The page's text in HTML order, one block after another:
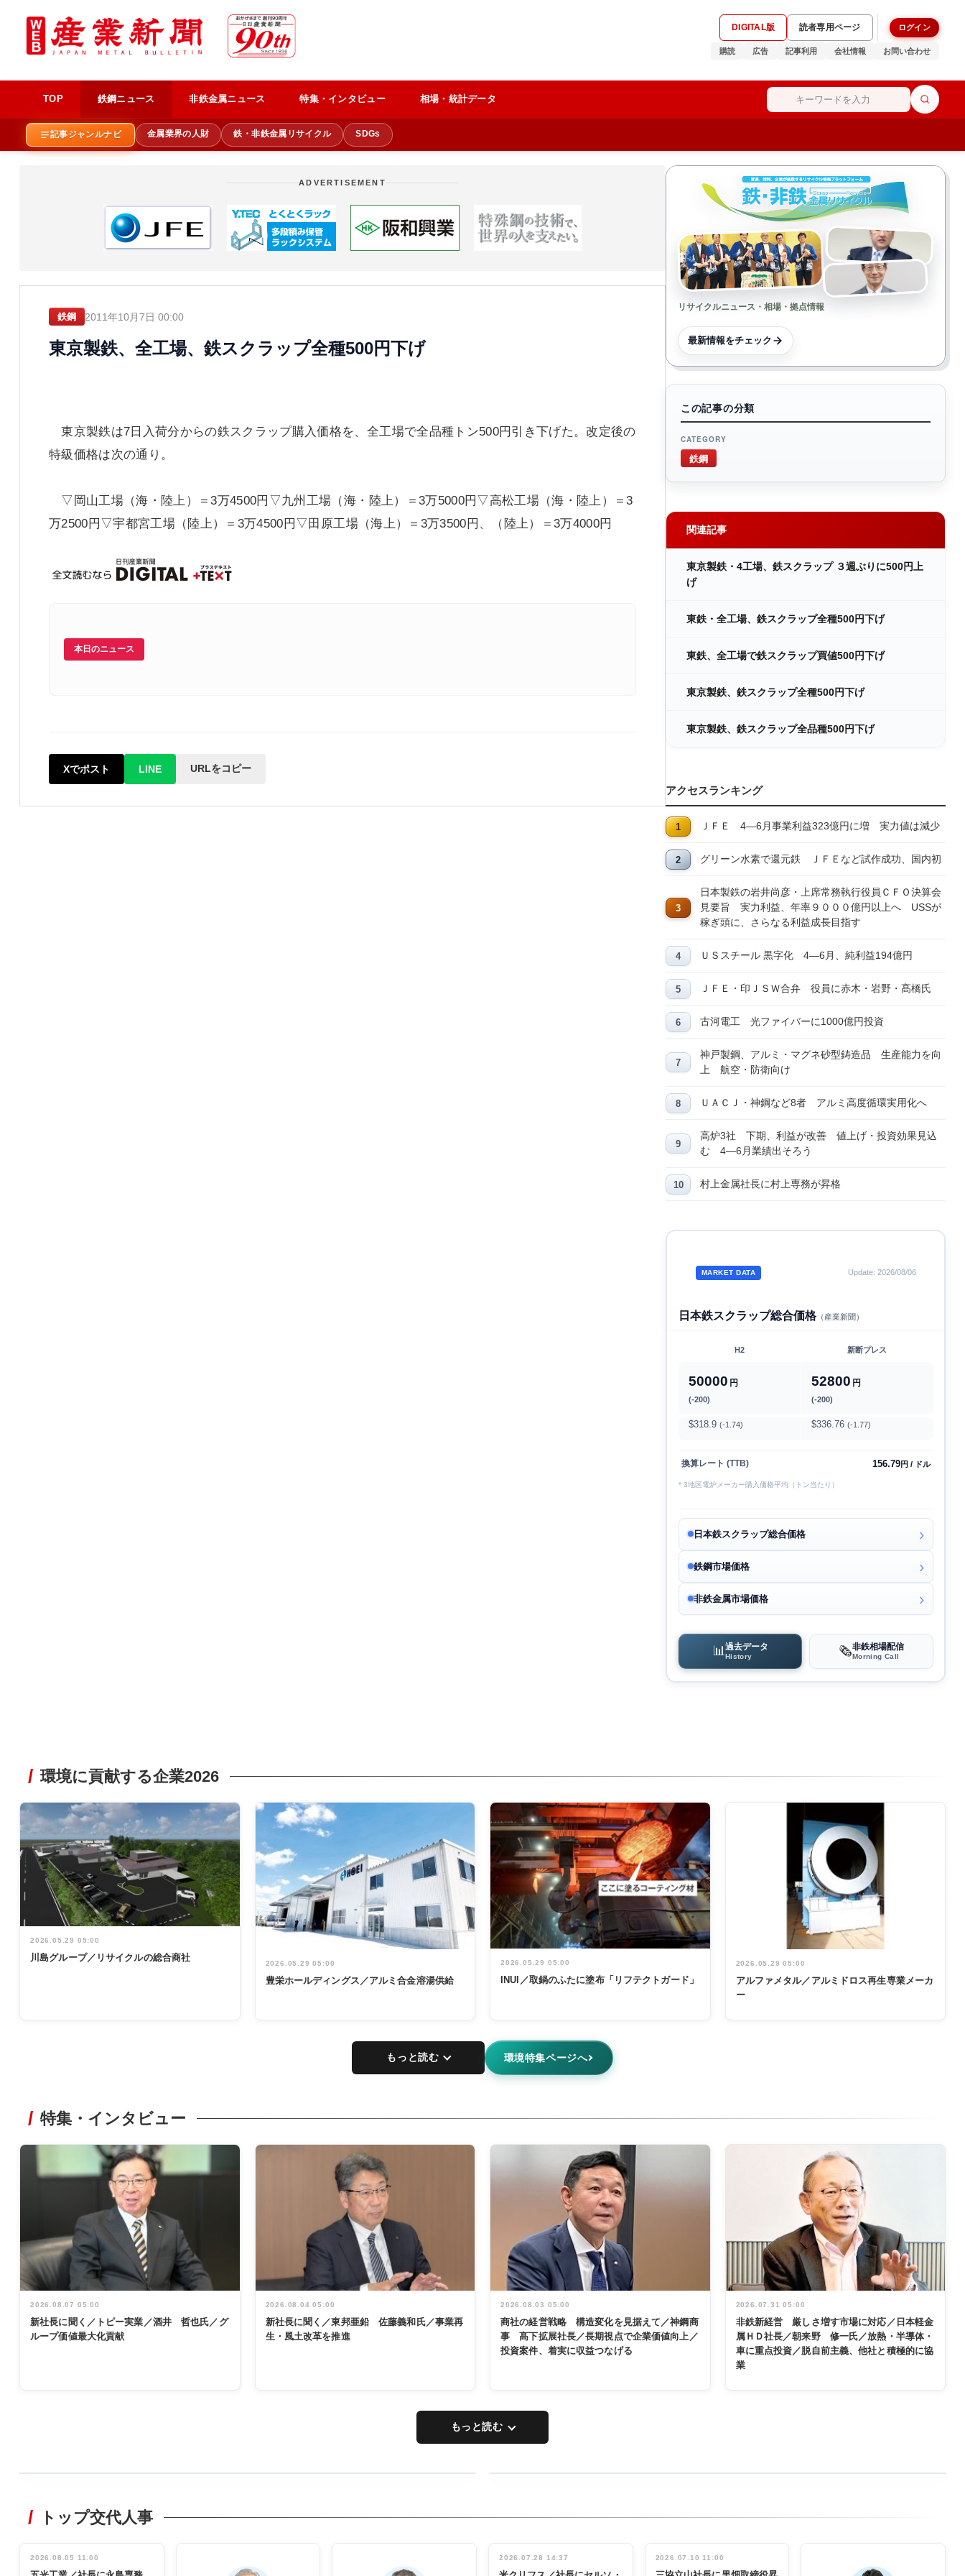
DIGITAL版 読者専用ページ ログイン
購読 広告 記事利用 会社情報 お問い合わせ
TOP 鉄鋼ニュース 非鉄金属ニュース 特集・インタビュー 相場・統計データ
記事ジャンルナビ 金属業界の人財 鉄・非鉄金属リサイクル SDGs
ADVERTISEMENT
鉄鋼 2011年10月7日 00:00
東京製鉄、全工場、鉄スクラップ全種500円下げ
東京製鉄は7日入荷分からの鉄スクラップ購入価格を、全工場で全品種トン500円引き下げた。改定後の
特級価格は次の通り。
▽岡山工場（海・陸上）＝3万4500円▽九州工場（海・陸上）＝3万5000円▽高松工場（海・陸上）＝3
万2500円▽宇都宮工場（陸上）＝3万4500円▽田原工場（海上）＝3万3500円、（陸上）＝3万4000円
本日のニュース
Xでポスト LINE URLをコピー
リサイクルニュース・相場・拠点情報
最新情報をチェック
この記事の分類
CATEGORY
鉄鋼
関連記事
東京製鉄・4工場、鉄スクラップ ３週ぶりに500円上
げ
東鉄・全工場、鉄スクラップ全種500円下げ
東鉄、全工場で鉄スクラップ買値500円下げ
東京製鉄、鉄スクラップ全種500円下げ
東京製鉄、鉄スクラップ全品種500円下げ
アクセスランキング
ＪＦＥ 4―6月事業利益323億円に増 実力値は減少
グリーン水素で還元鉄 ＪＦＥなど試作成功、国内初
日本製鉄の岩井尚彦・上席常務執行役員ＣＦＯ決算会
見要旨 実力利益、年率９０００億円以上へ USSが
稼ぎ頭に、さらなる利益成長目指す
ＵＳスチール 黒字化 4―6月、純利益194億円
ＪＦＥ・印ＪＳＷ合弁 役員に赤木・岩野・髙橋氏
古河電工 光ファイバーに1000億円投資
神戸製鋼、アルミ・マグネ砂型鋳造品 生産能力を向
上 航空・防衛向け
ＵＡＣＪ・神鋼など8者 アルミ高度循環実用化へ
高炉3社 下期、利益が改善 値上げ・投資効果見込
む 4―6月業績出そろう
村上金属社長に村上専務が昇格
MARKET DATA Update: 2026/08/06
日本鉄スクラップ総合価格（産業新聞）
H2 新断プレス
50000 円
(-200)
52800 円
(-200)
$318.9 (-1.74) $336.76 (-1.77)
換算レート (TTB) 156.79円 / ドル
* 3地区電炉メーカー購入価格平均（トン当たり）
日本鉄スクラップ総合価格
鉄鋼市場価格
非鉄金属市場価格
📊 過去データ
History 🗞️非鉄相場配信
Morning Call
環境に貢献する企業2026
2026.05.29 05:00
川島グループ／リサイクルの総合商社
2026.05.29 05:00
豊栄ホールディングス／アルミ合金溶湯供給
2026.05.29 05:00
INUI／取鍋のふたに塗布「リフテクトガード」
2026.05.29 05:00
アルファメタル／アルミドロス再生専業メーカ
ー
もっと読む 環境特集ページへ
特集・インタビュー
2026.08.07 05:00
新社長に聞く／トピー実業／酒井 哲也氏／グ
ループ価値最大化貢献
2026.08.04 05:00
新社長に聞く／東邦亜鉛 佐藤義和氏／事業再
生・風土改革を推進
2026.08.03 05:00
商社の経営戦略 構造変化を見据えて／神鋼商
事 髙下拡展社長／長期視点で企業価値向上／
投資案件、着実に収益つなげる
2026.07.31 05:00
非鉄新経営 厳しさ増す市場に対応／日本軽金
属ＨＤ社長／朝来野 修一氏／放熱・半導体・
車に重点投資／脱自前主義、他社と積極的に協
業
もっと読む
非鉄業界で
管理職編
インタビュ
INTERVIEW
念祝う 業界
関係者ら220
トップ交代人事
2026.08.05 11:00 2026.07.28 14:37 2026.07.10 11:00